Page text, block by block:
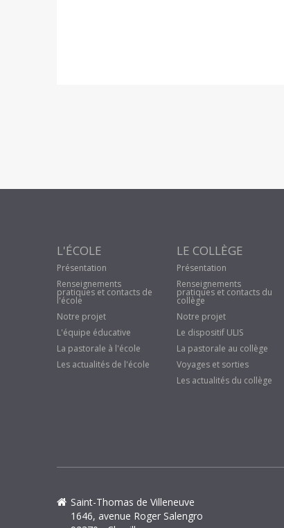
L'ÉCOLE
Présentation
Renseignements
pratiques et contacts de
l'école
Notre projet
L'équipe éducative
La pastorale à l'école
Les actualités de l'école
LE COLLÈGE
Présentation
Renseignements
pratiques et contacts du
collège
Notre projet
Le dispositif ULIS
La pastorale au collège
Voyages et sorties
Les actualités du collège
Saint-Thomas de Villeneuve
1646, avenue Roger Salengro